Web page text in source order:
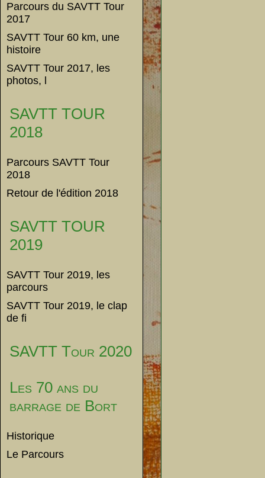
Parcours du SAVTT Tour
2017
SAVTT Tour 60 km, une
histoire
SAVTT Tour 2017, les
photos, l
SAVTT TOUR
2018
Parcours SAVTT Tour
2018
Retour de l'édition 2018
SAVTT TOUR
2019
SAVTT Tour 2019, les
parcours
SAVTT Tour 2019, le clap
de fi
SAVTT Tour 2020
Les 70 ans du
barrage de Bort
Historique
Le Parcours